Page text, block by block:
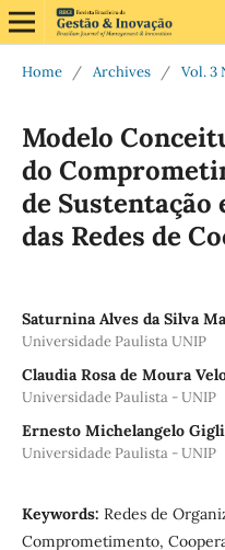
Home / Archives / Vol. 3
Modelo
do
de Sustentação
das Redes de
Saturnina Alves da Silva
Universidade Paulista UNIP
Claudia Rosa de Moura
Universidade Paulista - UNIP
Ernesto Michelangelo
Universidade Paulista - UNIP
Keywords: Redes de
Comprometimento,